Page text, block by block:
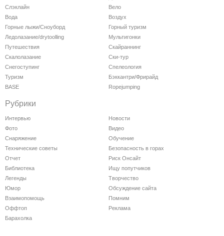
Слэклайн
Вело
Вода
Воздух
Горные лыжи/Сноуборд
Горный туризм
Ледолазание/drytoolling
Мультигонки
Путешествия
Скайраннинг
Скалолазание
Ски-тур
Снегоступинг
Спелеология
Туризм
Бэккантри/Фрирайд
BASE
Ropejumping
Рубрики
Интервью
Новости
Фото
Видео
Снаряжение
Обучение
Технические советы
Безопасность в горах
Отчет
Риск Онсайт
Библиотека
Ищу попутчиков
Легенды
Творчество
Юмор
Обсуждение сайта
Взаимопомощь
Помним
Оффтоп
Реклама
Барахолка